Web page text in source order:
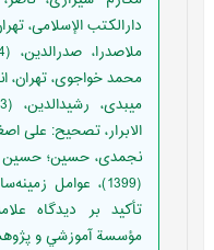
دارالکتب الإسلامی،
محمد خواجوی، تهران،
الابرار، تصحیح: علی
نجمدی، حسین؛ حسین
(1399)، عوامل
تأكيد بر ديدگاه
مؤسسة آموزشي و